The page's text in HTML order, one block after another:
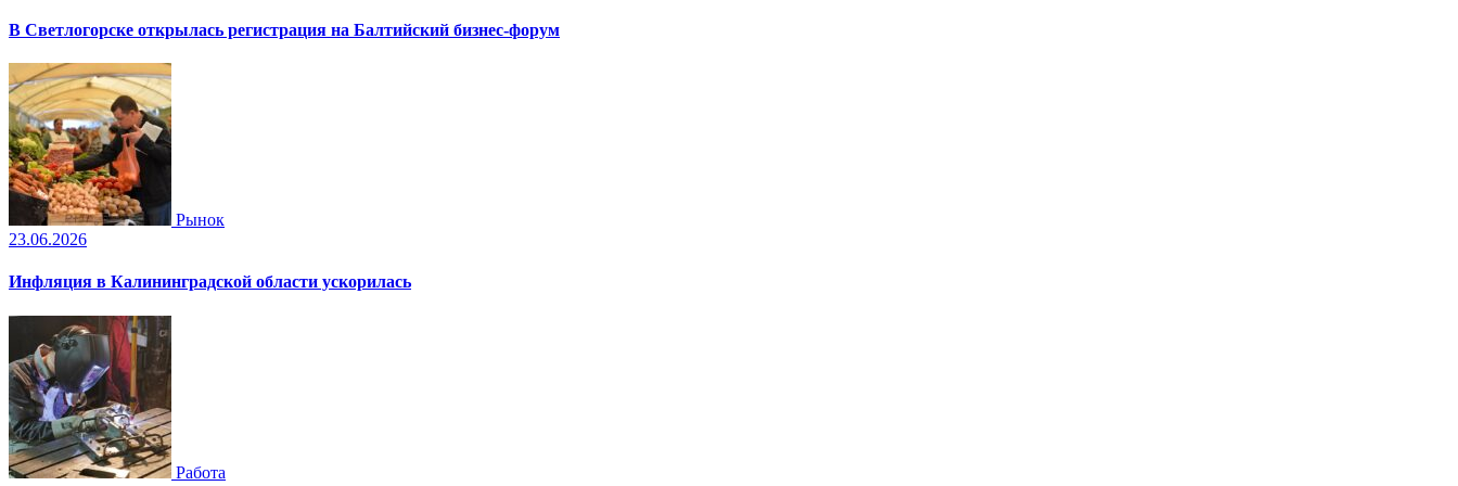
В Светлогорске открылась регистрация на Балтийский бизнес-форум
Рынок
23.06.2026
Инфляция в Калининградской области ускорилась
Работа